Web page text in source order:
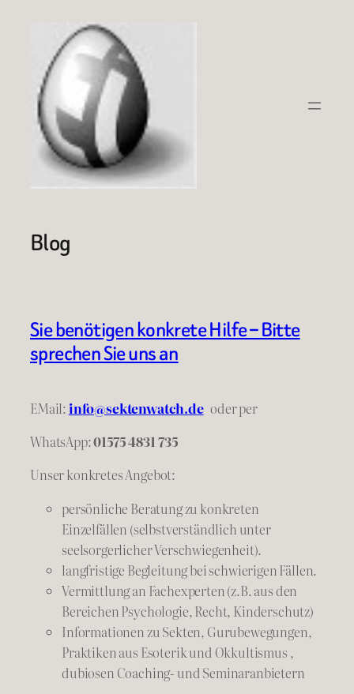
springen
Blog
Sie benötigen konkrete Hilfe – Bitte
sprechen Sie uns an
EMail:info@sektenwatch.de oderper
WhatsApp:01575 4831 735
Unser konkretes Angebot:
persönliche Beratung zu konkreten
Einzelfällen (selbstverständlich unter
seelsorgerlicher Verschwiegenheit).
langfristige Begleitung bei schwierigen Fällen.
Vermittlung an Fachexperten (z.B. aus den
Bereichen Psychologie, Recht, Kinderschutz)
Informationen zu Sekten, Gurubewegungen,
Praktiken aus Esoterik und Okkultismus ,
dubiosen Coaching- und Seminaranbietern